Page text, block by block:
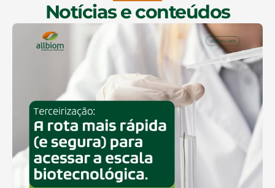
Notícias e conteúdos